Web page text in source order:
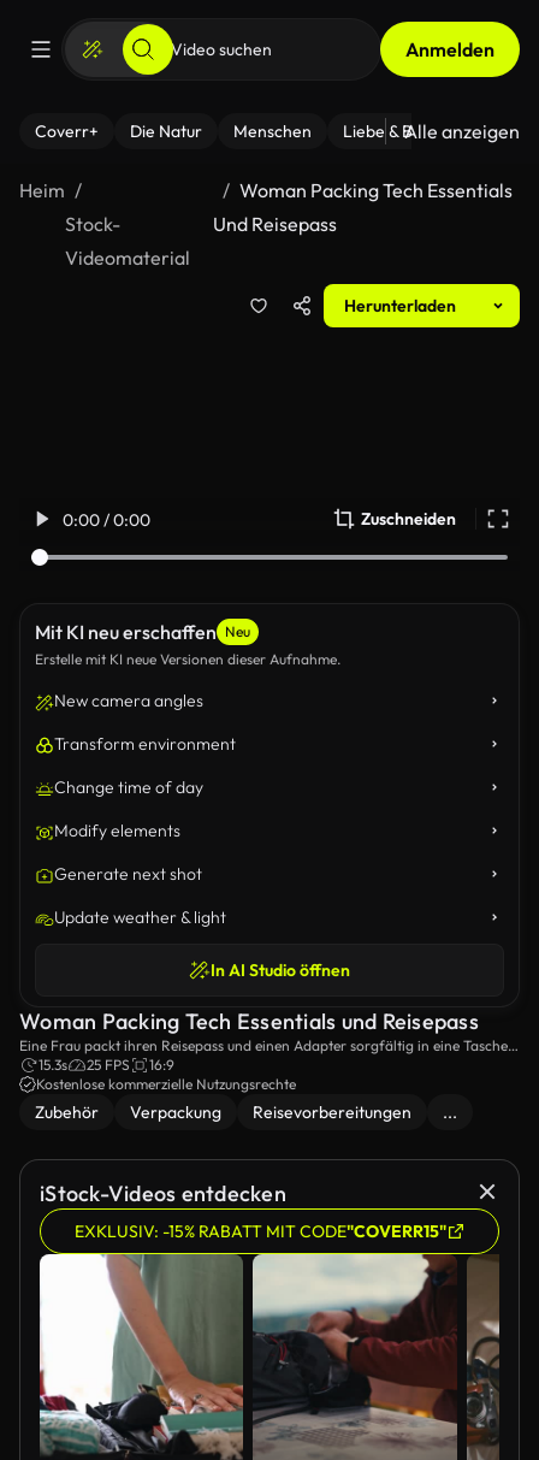
Anmelden
Coverr+ Die Natur Menschen Liebe & Beziehungen
Alle anzeigen
Heim
Stock-
Videomaterial
Woman Packing Tech Essentials
Und Reisepass
Herunterladen
0:00 / 0:00 Zuschneiden
Mit KI neu erschaffen Neu
Erstelle mit KI neue Versionen dieser Aufnahme.
New camera angles
Transform environment
Change time of day
Modify elements
Generate next shot
Update weather & light
In AI Studio öffnen
Woman Packing Tech Essentials und Reisepass
Eine Frau packt ihren Reisepass und einen Adapter sorgfältig in eine Tasche
und bereitet ihr Tech-Essentials für Reisen vor.
15.3s 25 FPS
16:9
Kostenlose kommerzielle Nutzungsrechte
Zubehör Verpackung Reisevorbereitungen ...
iStock-Videos entdecken
EXKLUSIV: -15% RABATT MIT CODE"COVERR15"